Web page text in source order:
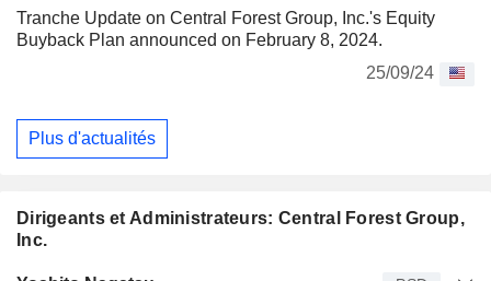
Tranche Update on Central Forest Group, Inc.'s Equity
Buyback Plan announced on February 8, 2024.
25/09/24
Plus d'actualités
Dirigeants et Administrateurs: Central Forest Group,
Inc.